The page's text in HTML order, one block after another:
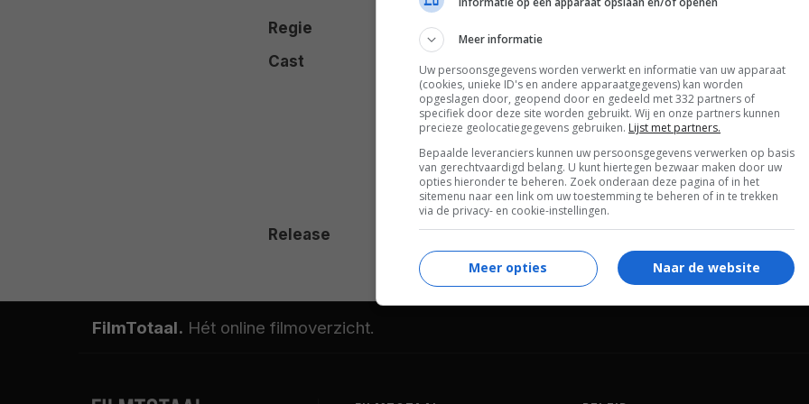
Regie Chad Feehan
Cast
Chris Browning ,
Sandy
Martin,Trevor Morgan,Jeanetta Arnette,
Carlease Burke,Angela Featherstone,
Grainger Hines,Jamie-Lynn Sigler,Josh
Stewart,Melissa Bacelar,Christopher
Gessner,Robert Maxhimer,Chris Hayes,
Wade Feehan.
Release
05.11.2010
FilmTotaal. Hét online filmoverzicht.
Meer informatie
Uw persoonsgegevens worden verwerkt en informatie van uw apparaat
(cookies, unieke ID's en andere apparaatgegevens) kan worden
opgeslagen door, geopend door en gedeeld met 332 partners of
specifiek door deze site worden gebruikt. Wij en onze partners kunnen
precieze geolocatiegegevens gebruiken. Lijst met partners.
Bepaalde leveranciers kunnen uw persoonsgegevens verwerken op basis
van gerechtvaardigd belang. U kunt hiertegen bezwaar maken door uw
opties hieronder te beheren. Zoek onderaan deze pagina of in het
sitemenu naar een link om uw toestemming te beheren of in te trekken
via de privacy- en cookie-instellingen.
Naar de website
Meer opties